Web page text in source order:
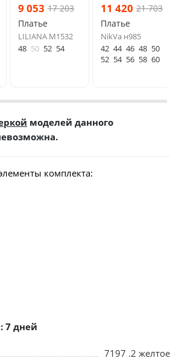
9 053 17 203
Платье
LILIANA М1532
48 50 52 54
11 420 21 703
Платье
NikVa н985
42 44 46 48 50
52 54 56 58 60
моделей данного
комплекта:
7 дней
7197 .2 желтое